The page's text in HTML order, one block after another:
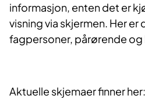
informasjon, enten det er
visning via skjermen. Her
fagpersoner, pårørende
Aktuelle skjemaer finner her: